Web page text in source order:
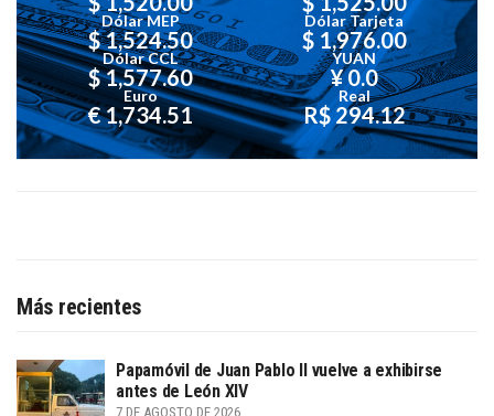
Dólar MEP
$ 1,524.50
Dólar Tarjeta
$ 1,976.00
Dólar CCL
$ 1,577.60
YUAN
¥ 0.0
Euro
€ 1,734.51
Real
R$ 294.12
Más recientes
Papamóvil de Juan Pablo II vuelve a exhibirse
antes de León XIV
7 DE AGOSTO DE 2026